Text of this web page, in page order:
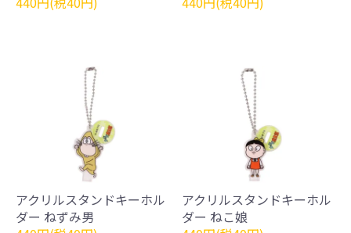
アクリルスタンドキーホル
ダー ねずみ男
アクリルスタンドキーホル
ダー ねこ娘